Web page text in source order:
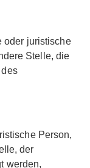
oder juristische
Stelle, die
Person,
der
werden,